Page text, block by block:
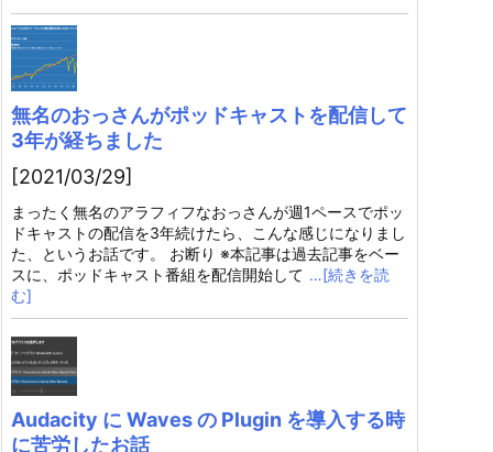
無名のおっさんがポッドキャストを配信して
3年が経ちました
[2021/03/29]
まったく無名のアラフィフなおっさんが週1ペースでポッ
ドキャストの配信を3年続けたら、こんな感じになりまし
た、というお話です。 お断り ※本記事は過去記事をベー
スに、ポッドキャスト番組を配信開始して …[続きを読
む]
Audacity に Waves の Plugin を導入する時
に苦労したお話